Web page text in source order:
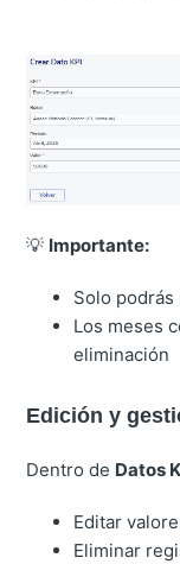
💡 Importante:
Solo
Los meses
eliminación
Edición y
Dentro de Datos
Editar
Eliminar